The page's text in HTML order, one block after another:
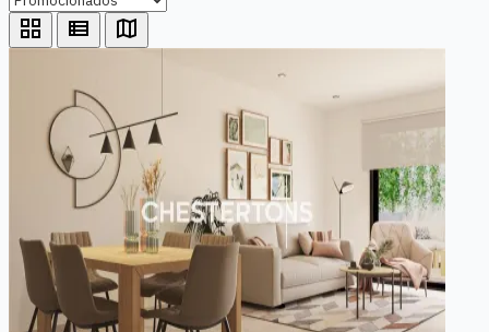
grid_view view_list map